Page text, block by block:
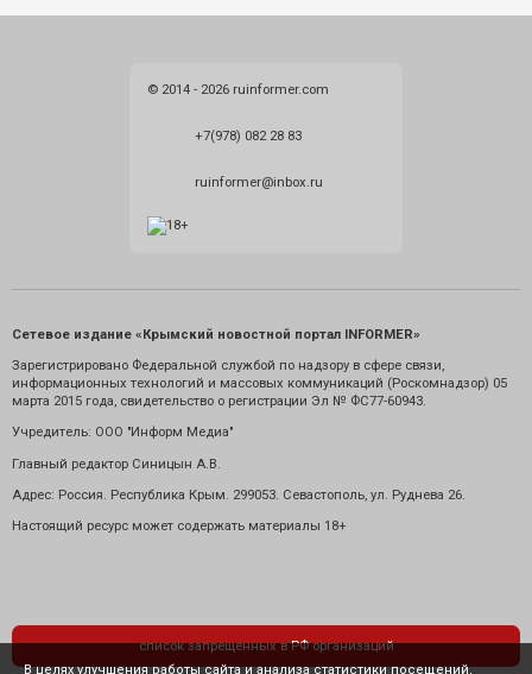
© 2014 - 2026 ruinformer.com
+7(978) 082 28 83
ruinformer@inbox.ru
Сетевое издание «Крымский новостной портал INFORMER»
Зарегистрировано Федеральной службой по надзору в сфере связи,
информационных технологий и массовых коммуникаций (Роскомнадзор) 05
марта 2015 года, свидетельство о регистрации Эл № ФС77-60943.
Учредитель: ООО "Информ Медиа"
Главный редактор Синицын А.В.
Адрес: Россия. Республика Крым. 299053. Севастополь, ул. Руднева 26.
Настоящий ресурс может содержать материалы 18+
список запрещенных в РФ организаций
В целях улучшения работы сайта и анализа статистики посещений,